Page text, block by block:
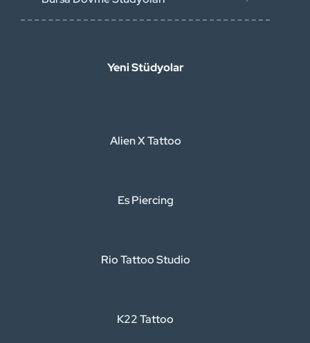
Yeni Stüdyolar
Alien X Tattoo
Es Piercing
Rio Tattoo Studio
K22 Tattoo